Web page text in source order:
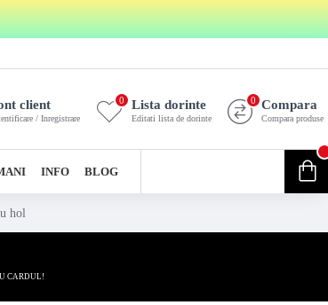
client
/ Inregistrare
Lista dorinte
Editati lista de dorinte
0 Compara
Compara produse
0
INFO BLOG
hol
CARDUL!